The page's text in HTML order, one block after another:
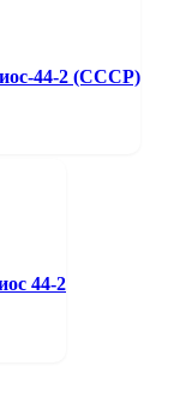
44-2 (СССР)
44-2